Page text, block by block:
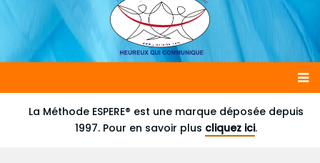
Main
navigation
La Méthode ESPERE® est une marque déposée depuis
1997. Pour en savoir plus cliquez ici.